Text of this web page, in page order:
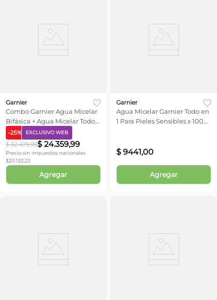
Garnier
Combo Garnier Agua Micelar
Bifásica + Agua Micelar Todo
en 1 x 2 unid
-25% EXCLUSIVO WEB
$ 32.479,99$ 24.359,99
Precio sin impuestos nacionales
$20.132,22
Agregar
Garnier
Agua Micelar Garnier Todo en
1 Para Pieles Sensibles x 100
$ 9441,00
Agregar